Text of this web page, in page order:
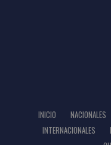
INICIO NACIONALES
INTERNACIONALES